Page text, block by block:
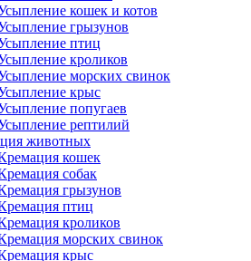
кошек и котов
грызунов
птиц
кроликов
морских свинок
крыс
попугаев
рептилий
животных
кошек
собак
грызунов
птиц
кроликов
морских свинок
крыс